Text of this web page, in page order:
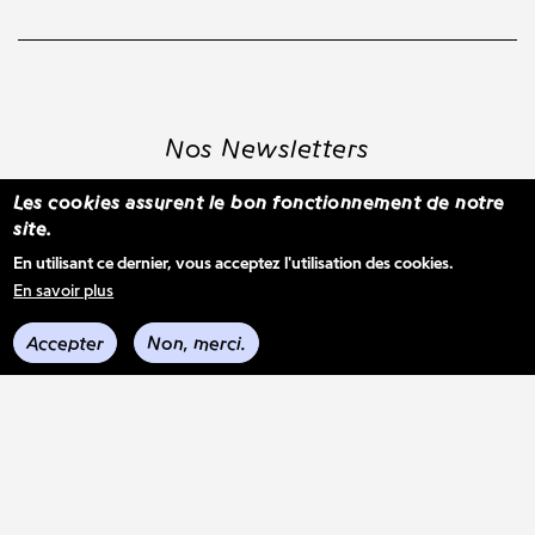
Nos Newsletters
Voir les derniers envois
Les cookies assurent le bon fonctionnement de notre
site.
En utilisant ce dernier, vous acceptez l'utilisation des cookies.
En savoir plus
Accepter Non, merci.